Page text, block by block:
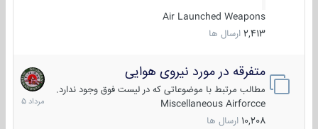
Air Launched Weapons
2,413 ارسال ها
متفرقه در مورد نیروی هوایی
مطالب مرتبط با موضوعاتی که در لیست فوق وجود ندارد.
Miscellaneous Airforcce
10,208 ارسال ها
7
مرداد
1405